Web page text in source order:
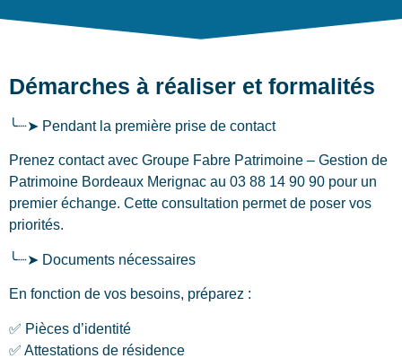
Démarches à réaliser et formalités
╰┈➤ Pendant la première prise de contact
Prenez contact avec Groupe Fabre Patrimoine – Gestion de
Patrimoine Bordeaux Merignac au 03 88 14 90 90 pour un
premier échange. Cette consultation permet de poser vos
priorités.
╰┈➤ Documents nécessaires
En fonction de vos besoins, préparez :
✅ Pièces d’identité
✅ Attestations de résidence